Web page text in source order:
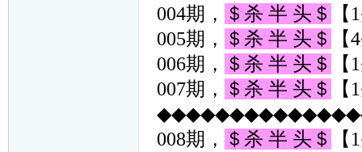
004期，
＄杀 半 头＄
005期，
＄杀 半 头＄
006期，
＄杀 半 头＄
007期，
＄杀 半 头＄
008期，
＄杀 半 头＄